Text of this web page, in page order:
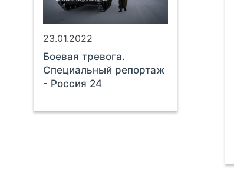
23.01.2022
Боевая тревога.
Специальный репортаж
- Россия 24